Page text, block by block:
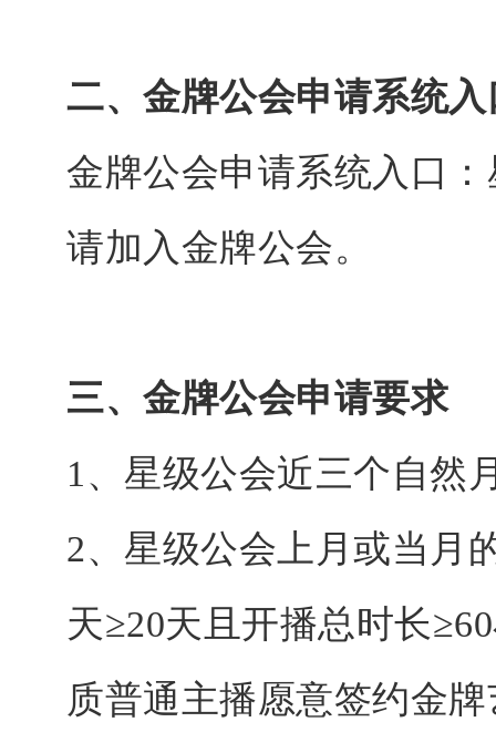
二、金牌公会申请系统入
金牌公会申请系统入口
请加入金牌公会。
三、金牌公会申请要求
1、星级公会近三个自然
2、星级公会上月或当月
天≥20天且开播总时长
质普通主播愿意签约金